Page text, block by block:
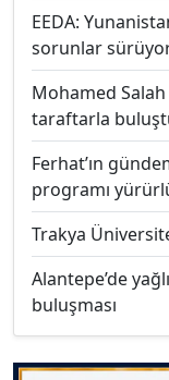
EEDA:
sorunlar
Mohamed Salah
taraftarla
Ferhat’ın
programı
Trakya
Alantepe’de
buluşması